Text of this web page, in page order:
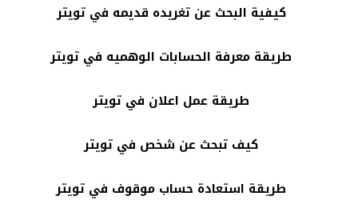
كيفية البحث عن تغريده قديمه في تويتر
طريقة معرفة الحسابات الوهميه في تويتر
طريقة عمل اعلان في تويتر
كيف تبحث عن شخص في تويتر
طريقة استعادة حساب موقوف في تويتر